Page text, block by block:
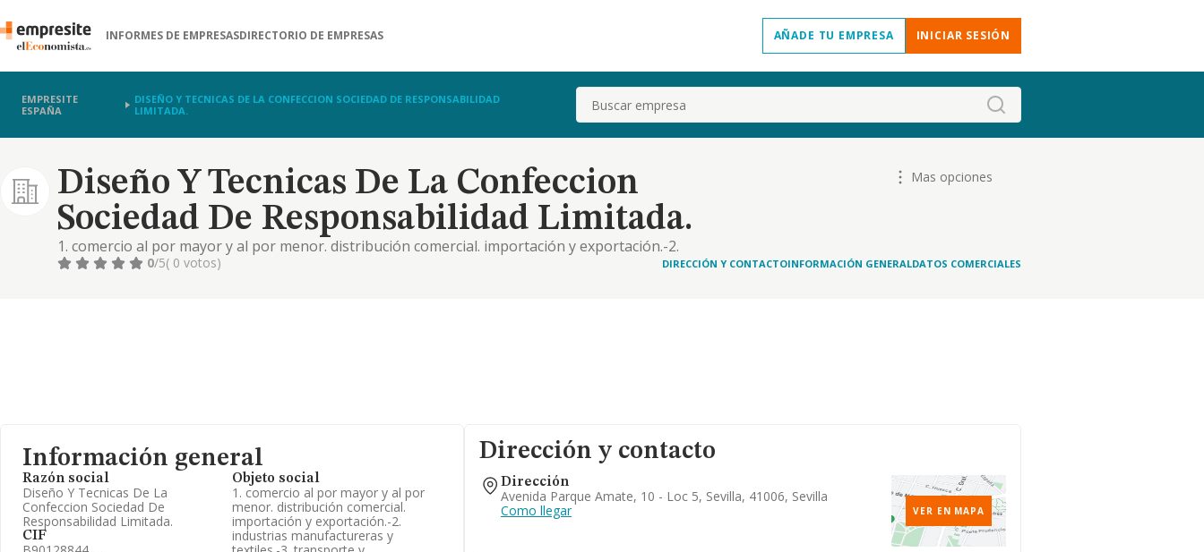
INFORMES DE EMPRESASDIRECTORIO DE EMPRESAS AÑADE TU EMPRESA INICIAR SESIÓN
EMPRESITE
ESPAÑA
DISEÑO Y TECNICAS DE LA CONFECCION SOCIEDAD DE RESPONSABILIDAD
LIMITADA.
Buscar
Diseño Y Tecnicas De La Confeccion
Sociedad De Responsabilidad Limitada.
1. comercio al por mayor y al por menor. distribución comercial. importación y exportación.-2.
industrias manufactureras y textiles.-3. transporte y almacenamiento
Mas opciones
0/5( 0 votos) DIRECCIÓN Y CONTACTOINFORMACIÓN GENERALDATOS COMERCIALES
Información general
Razón social
Diseño Y Tecnicas De La
Confeccion Sociedad De
Responsabilidad Limitada.
CIF
Objeto social
1. comercio al por mayor y al por
menor. distribución comercial.
importación y exportación.-2.
industrias manufactureras y
Dirección y contacto
Dirección
Avenida Parque Amate, 10 - Loc 5, Sevilla, 41006, Sevilla
Como llegar
VER EN MAPA